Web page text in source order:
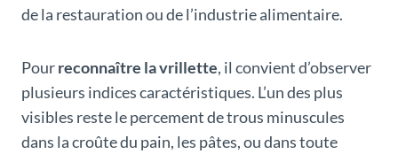
de la restauration ou de l’industrie alimentaire.
Pourreconnaître la vrillette, il convient d’observer
plusieurs indices caractéristiques. L’un des plus
visibles reste le percement de trous minuscules
dans la croûte du pain, les pâtes, ou dans toute